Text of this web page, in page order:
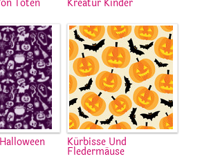
Toten Kreatur Kinder
Kürbisse Und
Fledermäuse